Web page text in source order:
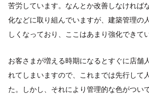
苦労しています。なんとか改善しなければ
化などに取り組んでいますが、建築管理の
しくなっており、ここはあまり強化できて
お客さまが増える時期になるとすぐに店舗
れてしまいますので、これまでは先行して
た。しかし、それにより管理的な色がつい